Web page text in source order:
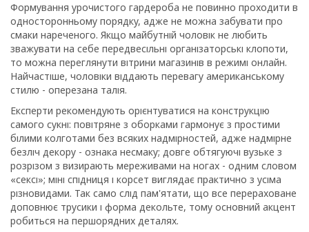
Формування урочистого гардероба не повинно проходити в
односторонньому порядку, адже не можна забувати про
смаки нареченого. Якщо майбутній чоловік не любить
зважувати на себе передвесільні організаторські клопоти,
то можна переглянути вітрини магазинів в режимі онлайн.
Найчастіше, чоловіки віддають перевагу американському
стилю - оперезана талія.
Експерти рекомендують орієнтуватися на конструкцію
самого сукні: повітряне з оборками гармонує з простими
білими колготами без всяких надмірностей, адже надмірне
безліч декору - ознака несмаку; довге обтягуючі вузьке з
розрізом з визирають мереживами на ногах - одним словом
«сексі»; міні спідниця і корсет виглядає практично з усіма
різновидами. Так само слід пам'ятати, що все перераховане
доповнює трусики і форма декольте, тому основний акцент
робиться на першорядних деталях.